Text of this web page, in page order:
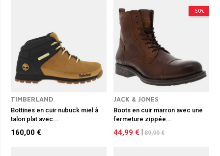
TIMBERLAND
Bottines en cuir nubuck miel à
talon plat avec...
160,00 €
-50%
JACK & JONES
Boots en cuir marron avec une
fermeture zippée...
44,99 € 89,99 €